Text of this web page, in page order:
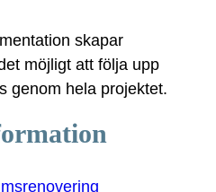
skapar
möjligt att följa upp
genom hela projektet.